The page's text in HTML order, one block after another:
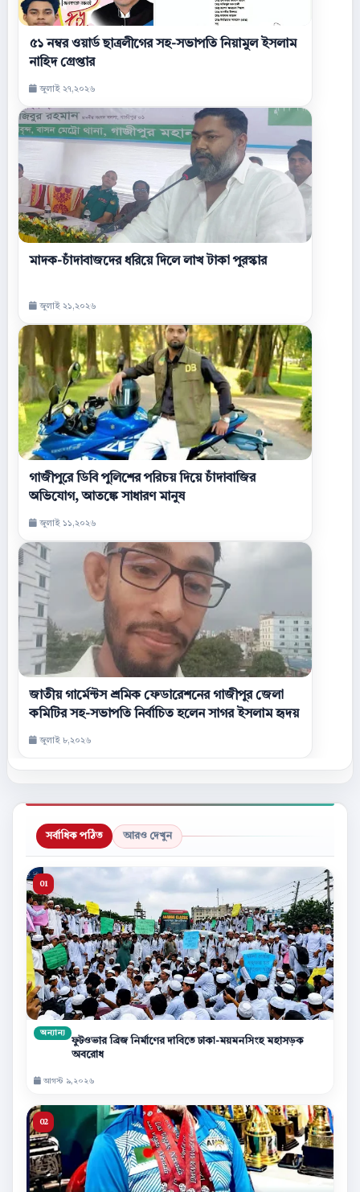
৫১ নম্বর ওয়ার্ড ছাত্রলীগের সহ-সভাপতি নিয়ামুল ইসলাম
নাহিদ গ্রেপ্তার
জুলাই ২৭,২০২৬
মাদক-চাঁদাবাজদের ধরিয়ে দিলে লাখ টাকা পুরস্কার
জুলাই ২১,২০২৬
গাজীপুরে ডিবি পুলিশের পরিচয় দিয়ে চাঁদাবাজির
অভিযোগ, আতঙ্কে সাধারণ মানুষ
জুলাই ১১,২০২৬
জাতীয় গার্মেন্টস শ্রমিক ফেডারেশনের গাজীপুর জেলা
কমিটির সহ-সভাপতি নির্বাচিত হলেন সাগর ইসলাম হৃদয়
জুলাই ৮,২০২৬
সর্বাধিক পঠিত আরও দেখুন
অন্যান্য
ফুটওভার ব্রিজ নির্মাণের দাবিতে ঢাকা-ময়মনসিংহ মহাসড়ক
অবরোধ
আগস্ট ৯,২০২৬